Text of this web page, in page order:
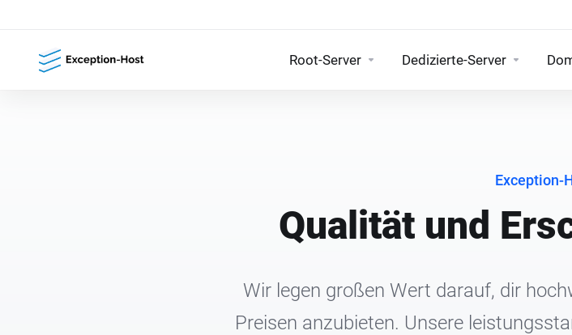
Root-Server Dedizierte-Server
Exception-
Qualität und
Wir legen großen Wert darauf, dir
Preisen anzubieten. Unsere